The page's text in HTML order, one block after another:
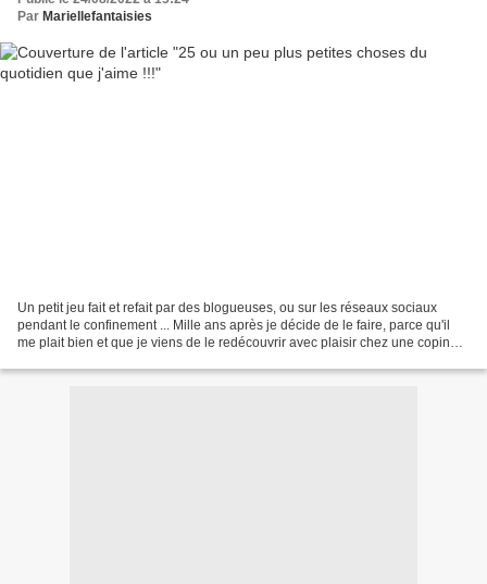
Par Mariellefantaisies
Un petit jeu fait et refait par des blogueuses, ou sur les réseaux sociaux
pendant le confinement ... Mille ans après je décide de le faire, parce qu'il
me plait bien et que je viens de le redécouvrir avec plaisir chez une copine .